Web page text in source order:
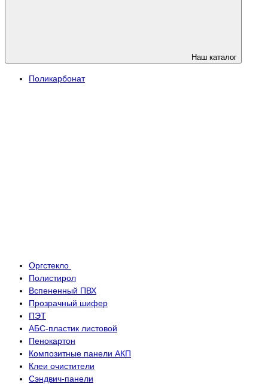
Наш каталог
Поликарбонат
Оргстекло
Полистирол
Вспененный ПВХ
Прозрачный шифер
ПЭТ
АБС-пластик листовой
Пенокартон
Композитные панели АКП
Клеи очистители
Сэндвич-панели